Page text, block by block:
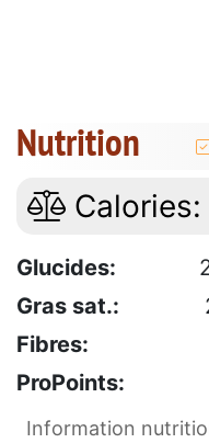
Nutrition
Calories:
Glucides:
Gras sat.:
Fibres:
ProPoints:
Information